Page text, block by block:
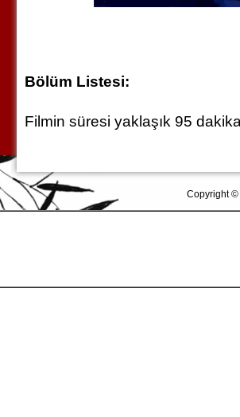
Bölüm Listesi:
Filmin süresi yaklaşık 95
Copyright ©